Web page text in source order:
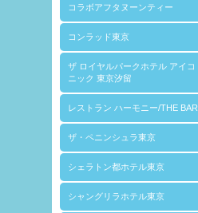
コラボアフタヌーンティー
コンラッド東京
ザ ロイヤルパークホテル アイコ
ニック 東京汐留
レストラン ハーモニー/THE BAR
ザ・ペニンシュラ東京
シェラトン都ホテル東京
シャングリラホテル東京